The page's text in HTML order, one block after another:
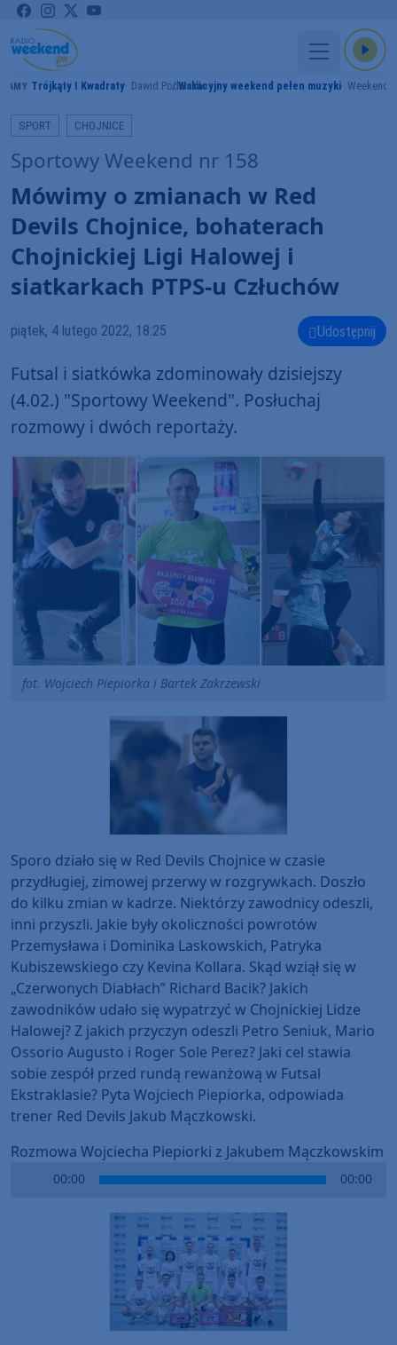
Trójkąty I Kwadraty Dawid PodsiadłoWakacyjny weekend pełen muzyki Weekend
SPORT CHOJNICE
Sportowy Weekend nr 158
Mówimy o zmianach w Red
Devils Chojnice, bohaterach
Chojnickiej Ligi Halowej i
siatkarkach PTPS-u Człuchów
piątek, 4 lutego 2022, 18:25 Udostępnij
Futsal i siatkówka zdominowały dzisiejszy
(4.02.) "Sportowy Weekend". Posłuchaj
rozmowy i dwóch reportaży.
fot. Wojciech Piepiorka i Bartek Zakrzewski
Sporo działo się w Red Devils Chojnice w czasie
przydługiej, zimowej przerwy w rozgrywkach. Doszło
do kilku zmian w kadrze. Niektórzy zawodnicy odeszli,
inni przyszli. Jakie były okoliczności powrotów
Przemysława i Dominika Laskowskich, Patryka
Kubiszewskiego czy Kevina Kollara. Skąd wziął się w
„Czerwonych Diabłach” Richard Bacik? Jakich
zawodników udało się wypatrzyć w Chojnickiej Lidze
Halowej? Z jakich przyczyn odeszli Petro Seniuk, Mario
Ossorio Augusto i Roger Sole Perez? Jaki cel stawia
sobie zespół przed rundą rewanżową w Futsal
Ekstraklasie? Pyta Wojciech Piepiorka, odpowiada
trener Red Devils Jakub Mączkowski.
Rozmowa Wojciecha Piepiorki z Jakubem Mączkowskim
00:00 00:00